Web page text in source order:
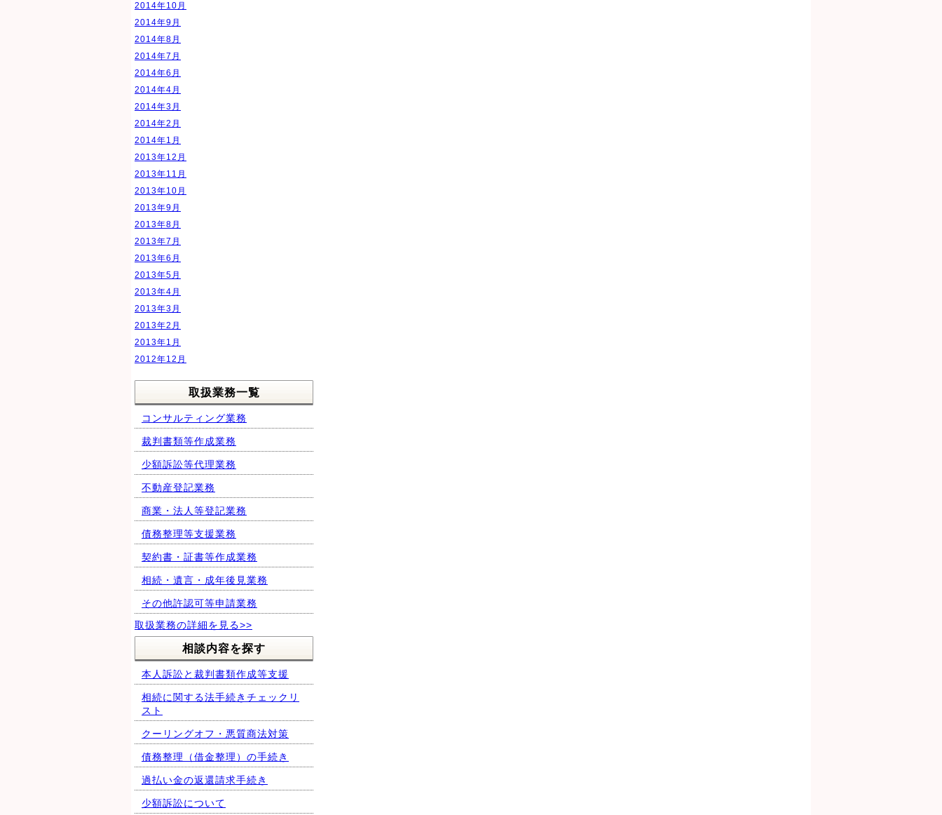
2014年10月
2014年9月
2014年8月
2014年7月
2014年6月
2014年4月
2014年3月
2014年2月
2014年1月
2013年12月
2013年11月
2013年10月
2013年9月
2013年8月
2013年7月
2013年6月
2013年5月
2013年4月
2013年3月
2013年2月
2013年1月
2012年12月
取扱業務一覧
コンサルティング業務
裁判書類等作成業務
少額訴訟等代理業務
不動産登記業務
商業・法人等登記業務
債務整理等支援業務
契約書・証書等作成業務
相続・遺言・成年後見業務
その他許認可等申請業務
取扱業務の詳細を見る>>
相談内容を探す
本人訴訟と裁判書類作成等支援
相続に関する法手続きチェックリ
スト
クーリングオフ・悪質商法対策
債務整理（借金整理）の手続き
過払い金の返還請求手続き
少額訴訟について